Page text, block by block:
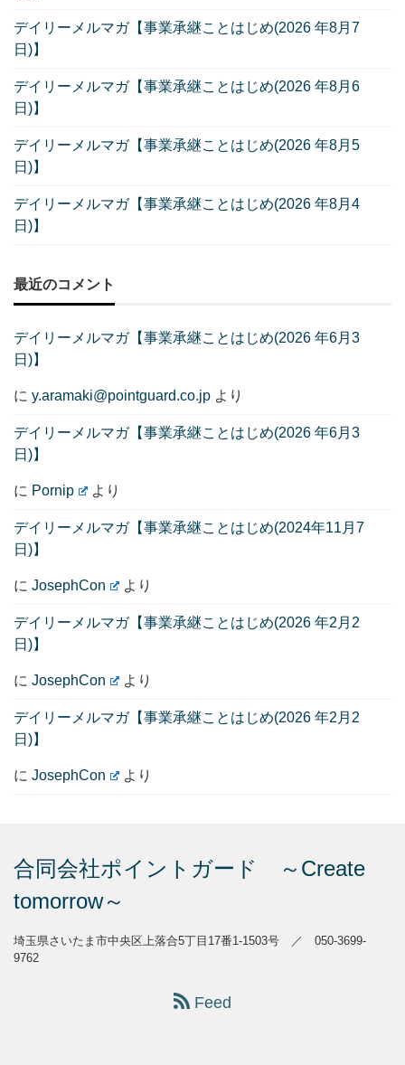
デイリーメルマガ【事業承継ことはじめ(2026 年8月7
日)】
デイリーメルマガ【事業承継ことはじめ(2026 年8月6
日)】
デイリーメルマガ【事業承継ことはじめ(2026 年8月5
日)】
デイリーメルマガ【事業承継ことはじめ(2026 年8月4
日)】
最近のコメント
デイリーメルマガ【事業承継ことはじめ(2026 年6月3
日)】
に y.aramaki@pointguard.co.jp より
デイリーメルマガ【事業承継ことはじめ(2026 年6月3
日)】
に Pornip より
デイリーメルマガ【事業承継ことはじめ(2024年11月7
日)】
に JosephCon より
デイリーメルマガ【事業承継ことはじめ(2026 年2月2
日)】
に JosephCon より
デイリーメルマガ【事業承継ことはじめ(2026 年2月2
日)】
に JosephCon より
合同会社ポイントガード ～Create
tomorrow～
埼玉県さいたま市中央区上落合5丁目17番1-1503号 ／ 050-3699-
9762
Feed